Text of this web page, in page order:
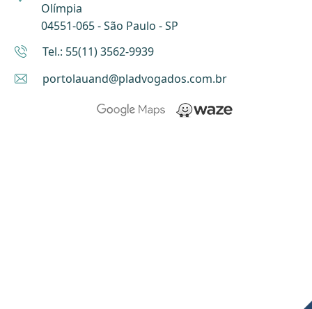
Olímpia
04551-065 - São Paulo - SP
Tel.: 55(11) 3562-9939
portolauand@pladvogados.com.br